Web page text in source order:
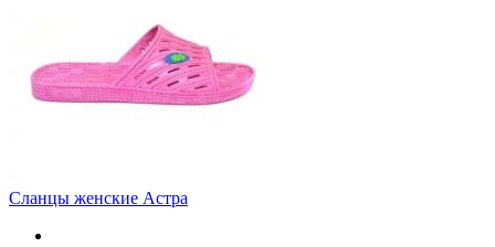
Сланцы женские Астра